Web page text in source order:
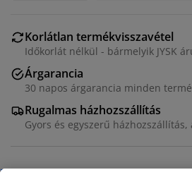
Korlátlan termékvisszavétel
Időkorlát nélkül - bármelyik JYSK
Árgarancia
30 napos árgarancia minden
Rugalmas házhozszállítás
Gyors és egyszerű